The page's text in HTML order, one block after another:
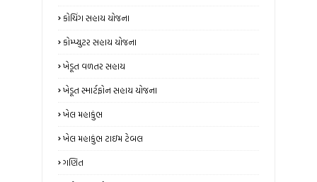
કોચિંગ સહાય યોજના
કોમ્પ્યુટર સહાય યોજના
ખેડૂત વળતર સહાય
ખેડૂત સ્માર્ટફોન સહાય યોજના
ખેલ મહાકુંભ
ખેલ મહાકુંભ ટાઇમ ટેબલ
ગણિત